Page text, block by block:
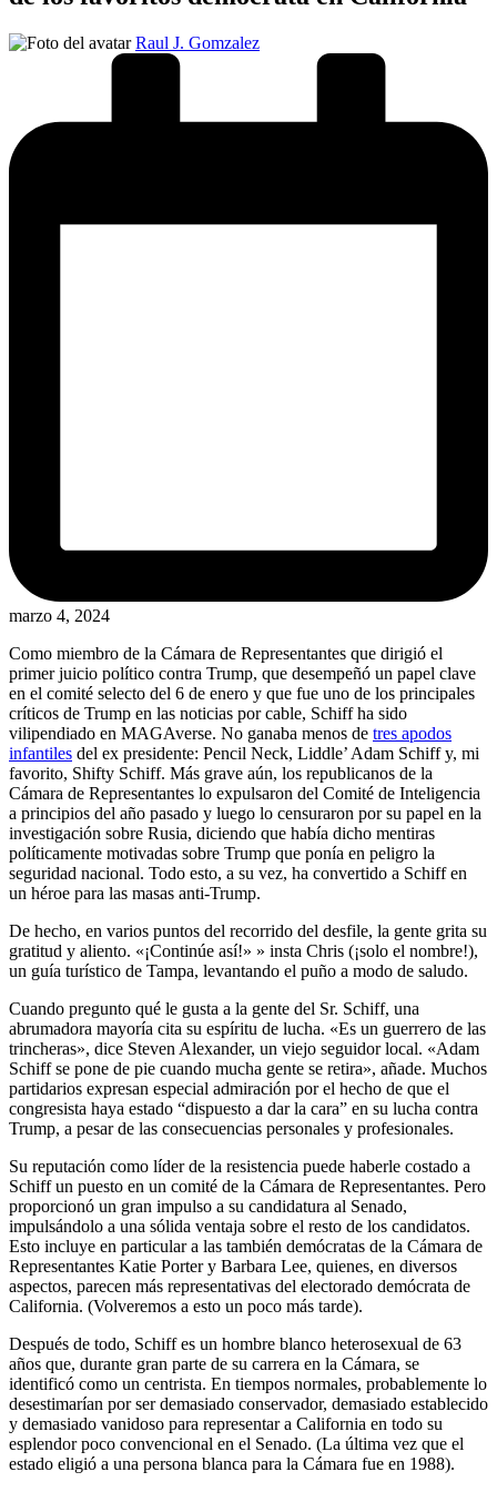
Publicado
Raul J. Gomzalez
marzo 4, 2024
Como miembro de la Cámara de Representantes que dirigió el
primer juicio político contra Trump, que desempeñó un papel clave
en el comité selecto del 6 de enero y que fue uno de los principales
críticos de Trump en las noticias por cable, Schiff ha sido
vilipendiado en MAGAverse. No ganaba menos de tres apodos
infantiles del ex presidente: Pencil Neck, Liddle’ Adam Schiff y, mi
favorito, Shifty Schiff. Más grave aún, los republicanos de la
Cámara de Representantes lo expulsaron del Comité de Inteligencia
a principios del año pasado y luego lo censuraron por su papel en la
investigación sobre Rusia, diciendo que había dicho mentiras
políticamente motivadas sobre Trump que ponía en peligro la
seguridad nacional. Todo esto, a su vez, ha convertido a Schiff en
un héroe para las masas anti-Trump.
De hecho, en varios puntos del recorrido del desfile, la gente grita su
gratitud y aliento. «¡Continúe así!» » insta Chris (¡solo el nombre!),
un guía turístico de Tampa, levantando el puño a modo de saludo.
Cuando pregunto qué le gusta a la gente del Sr. Schiff, una
abrumadora mayoría cita su espíritu de lucha. «Es un guerrero de las
trincheras», dice Steven Alexander, un viejo seguidor local. «Adam
Schiff se pone de pie cuando mucha gente se retira», añade. Muchos
partidarios expresan especial admiración por el hecho de que el
congresista haya estado “dispuesto a dar la cara” en su lucha contra
Trump, a pesar de las consecuencias personales y profesionales.
Su reputación como líder de la resistencia puede haberle costado a
Schiff un puesto en un comité de la Cámara de Representantes. Pero
proporcionó un gran impulso a su candidatura al Senado,
impulsándolo a una sólida ventaja sobre el resto de los candidatos.
Esto incluye en particular a las también demócratas de la Cámara de
Representantes Katie Porter y Barbara Lee, quienes, en diversos
aspectos, parecen más representativas del electorado demócrata de
California. (Volveremos a esto un poco más tarde).
Después de todo, Schiff es un hombre blanco heterosexual de 63
años que, durante gran parte de su carrera en la Cámara, se
identificó como un centrista. En tiempos normales, probablemente lo
desestimarían por ser demasiado conservador, demasiado establecido
y demasiado vanidoso para representar a California en todo su
esplendor poco convencional en el Senado. (La última vez que el
estado eligió a una persona blanca para la Cámara fue en 1988).